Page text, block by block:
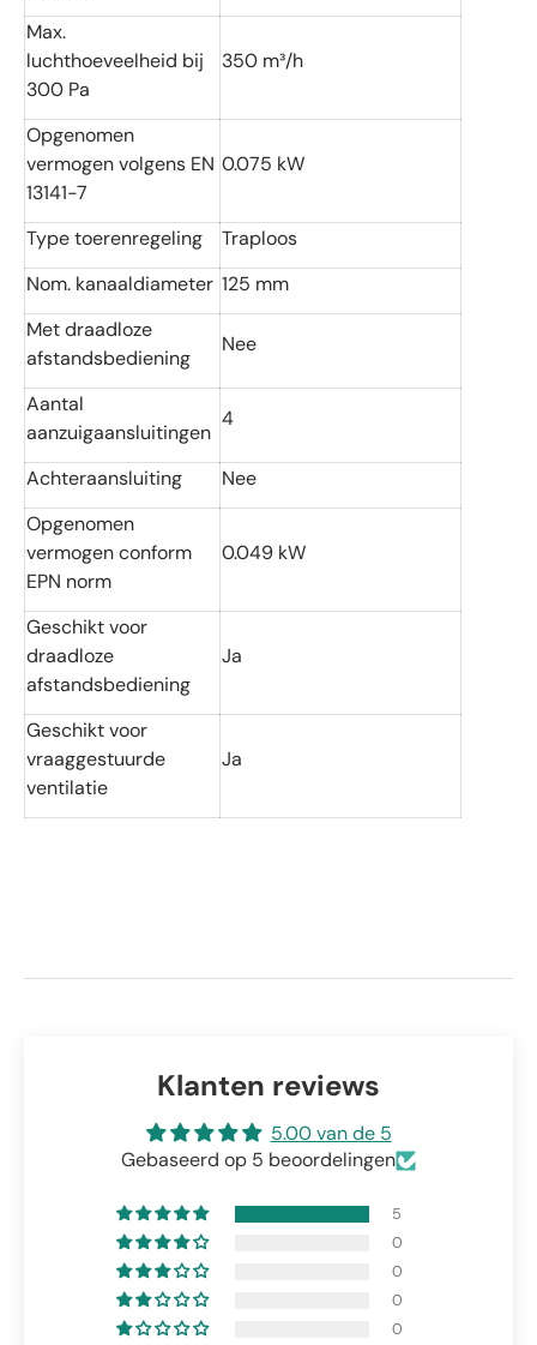
Max.
luchthoeveelheid bij
300 Pa
350 m³/h
Opgenomen
vermogen volgens EN
13141-7
0.075 kW
Type toerenregeling
Traploos
Nom. kanaaldiameter 125 mm
Met draadloze
afstandsbediening
Nee
Aantal
aanzuigaansluitingen
4
Achteraansluiting
Nee
Opgenomen
vermogen conform
EPN norm
0.049 kW
Geschikt voor
draadloze
afstandsbediening
Ja
Geschikt voor
vraaggestuurde
ventilatie
Ja
Klanten reviews
5.00 van de 5
Gebaseerd op 5 beoordelingen
5
0
0
0
0